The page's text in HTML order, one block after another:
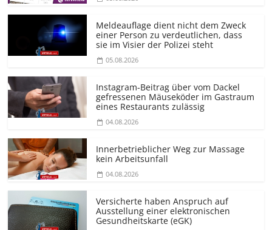
Meldeauflage dient nicht dem Zweck
einer Person zu verdeutlichen, dass
sie im Visier der Polizei steht
05.08.2026
Instagram-Beitrag über vom Dackel
gefressenen Mäuseköder im Gastraum
eines Restaurants zulässig
04.08.2026
Innerbetrieblicher Weg zur Massage
kein Arbeitsunfall
04.08.2026
Versicherte haben Anspruch auf
Ausstellung einer elektronischen
Gesundheitskarte (eGK)